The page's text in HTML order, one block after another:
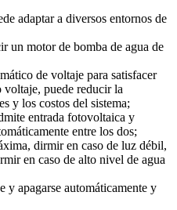
adaptar a diversos entornos de
un motor de bomba de agua de
de voltaje para satisfacer
voltaje, puede reducir la
y los costos del sistema;
entrada fotovoltaica y
entre los dos;
dirmir en caso de luz débil,
en caso de alto nivel de agua
apagarse automáticamente y